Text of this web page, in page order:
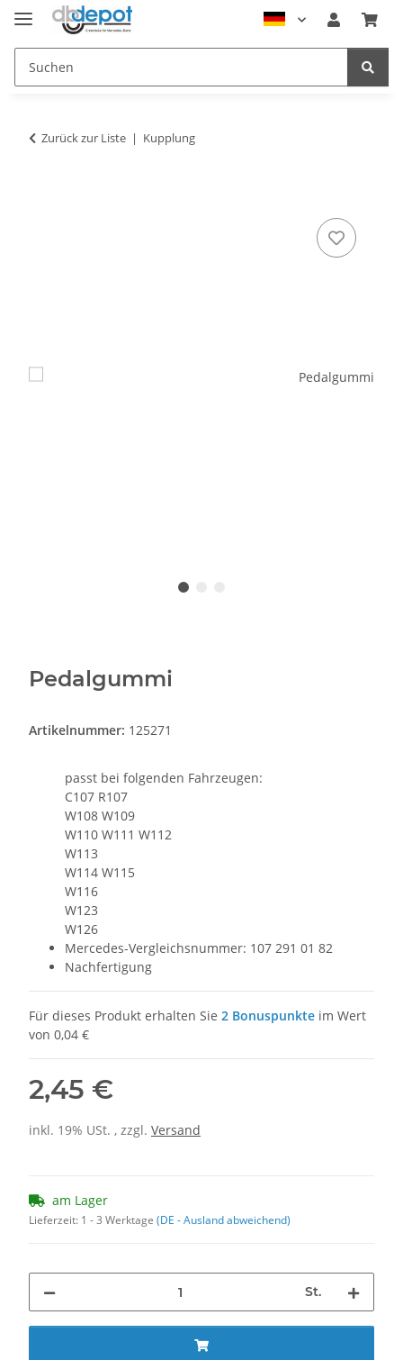
Zurück zur Liste Kupplung
Pedalgummi
Artikelnummer: 125271
passt bei folgenden Fahrzeugen:
C107 R107
W108 W109
W110 W111 W112
W113
W114 W115
W116
W123
W126
Mercedes-Vergleichsnummer: 107 291 01 82
Nachfertigung
Für dieses Produkt erhalten Sie 2 Bonuspunkte im Wert
von 0,04 €
2,45 €
inkl. 19% USt. , zzgl. Versand
am Lager
Lieferzeit: 1 - 3 Werktage (DE - Ausland abweichend)
St.